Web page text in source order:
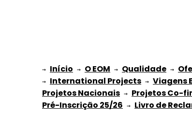
→ Início → O EOM → Qualidade →
→ International Projects → Viagens
Projetos Nacionais → Projetos Co-
Pré-Inscrição 25/26 → Livro de